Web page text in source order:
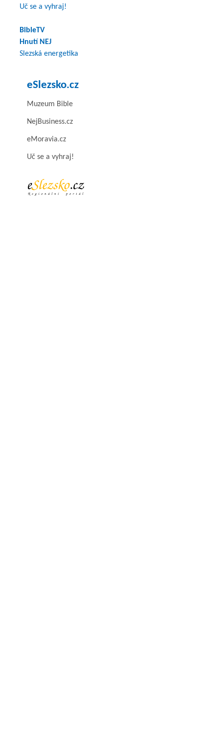
Uč se a vyhraj!
BibleTV
Hnutí NEJ
Slezská energetika
eSlezsko.cz
Muzeum Bible
NejBusiness.cz
eMoravia.cz
Uč se a vyhraj!